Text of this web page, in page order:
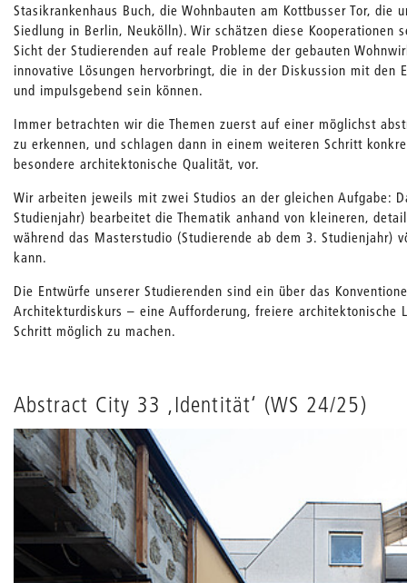
Stasikrankenhaus Buch, die Wohnbauten am Kottbusser Tor, die
Siedlung in Berlin, Neukölln). Wir schätzen diese Kooperationen
Sicht der Studierenden auf reale Probleme der gebauten
innovative Lösungen hervorbringt, die in der Diskussion mit den
und impulsgebend sein können.
Immer betrachten wir die Themen zuerst auf einer möglichst
zu erkennen, und schlagen dann in einem weiteren Schritt
besondere architektonische Qualität, vor.
Wir arbeiten jeweils mit zwei Studios an der gleichen Aufgabe:
Studienjahr) bearbeitet die Thematik anhand von kleineren,
während das Masterstudio (Studierende ab dem 3. Studienjahr)
kann.
Die Entwürfe unserer Studierenden sind ein über das
Architekturdiskurs – eine Aufforderung, freiere architektonische
Schritt möglich zu machen.
Abstract City 33 ‚Identität‘ (WS 24/25)